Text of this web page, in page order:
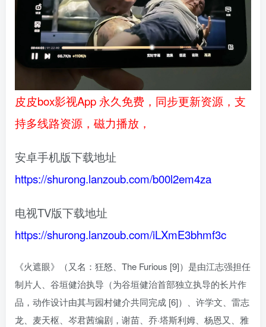
皮皮box影视App 永久免费，同步更新资源，支
持多线路资源，磁力播放，
安卓手机版下载地址
https://shurong.lanzoub.com/b00l2em4za
电视TV版下载地址
https://shurong.lanzoub.com/iLXmE3bhmf3c
《火遮眼》（又名：狂怒、The Furious [9]）是由江志强担任
制片人、谷垣健治执导（为谷垣健治首部独立执导的长片作
品，动作设计由其与园村健介共同完成 [6]）、许学文、雷志
龙、麦天枢、岑君茜编剧，谢苗、乔·塔斯利姆、杨恩又、雅